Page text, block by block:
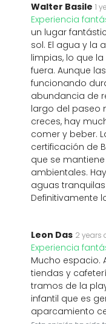
Walter Basile 1
Experiencia
un lugar
sol. El agua y la
limpias, lo que
fuera. Aunque
funcionando
abundancia de
largo del paseo
creces, hay
comer y beber.
certificación de
que se
ambientales.
aguas
Definitivamente
Leon Das 2 years
Experiencia
Mucho espacio.
tiendas y
tramos de la
infantil que es
aparcamiento